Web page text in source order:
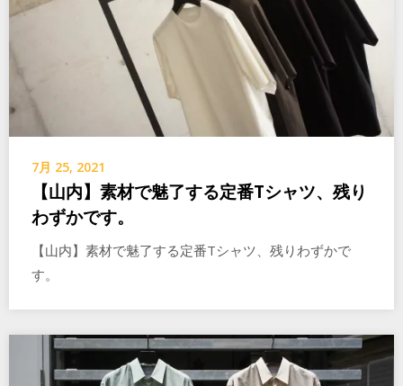
7月 25, 2021
【山内】素材で魅了する定番Tシャツ、残り
わずかです。
【山内】素材で魅了する定番Tシャツ、残りわずかで
す。